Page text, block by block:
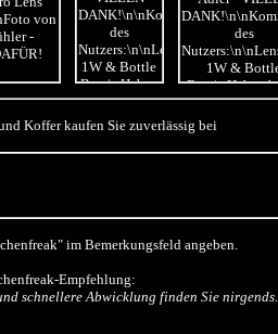
Koffer kaufen Sie zuverlässig bei
im Bemerkungsfeld angeben.
Empfehlung:
schnellere Abwicklung finden Sie